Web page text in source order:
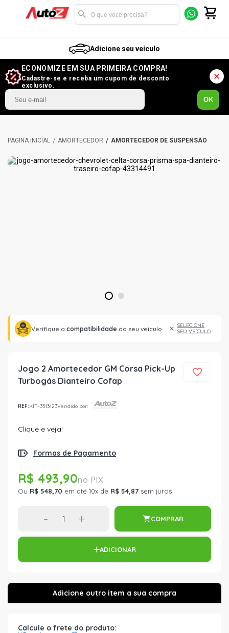
Adicione seu veículo
ECONOMIZE EM SUA PRIMEIRA COMPRA!
Cadastre-se e receba um cupom de desconto
exclusivo.
OK
AMORTECEDOR AMORTECEDOR DE SUSPENSÃO
1 2
Verifique a compatibilidade do seu veículo
SELECIONE
SEU VEÍCULO
Jogo 2 Amortecedor GM Corsa Pick-Up
Turbogás Dianteiro Cofap
REF:KIT-3313123Vendido por:
Clique e veja!
Formas de Pagamento
R$ 493,90
Ou R$ 548,70 em até 10x de R$ 54,87 sem juros
- + COMPRAR
ADICIONAR
Calcule o frete do produto: